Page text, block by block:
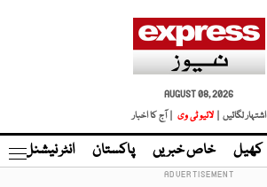
AUGUST 08, 2026
اشتہار لگائیں |
لائیو ٹی وی | آج کا اخبار
کھیل خاص خبریں پاکستان انٹر نیشنل